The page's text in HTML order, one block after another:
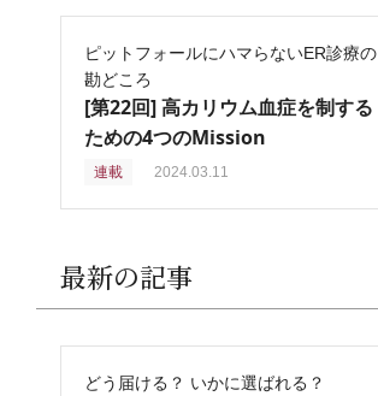
ピットフォールにハマらないER診療の
勘どころ
[第22回] 高カリウム血症を制する
ための4つのMission
連載 2024.03.11
最新の記事
どう届ける？ いかに選ばれる？